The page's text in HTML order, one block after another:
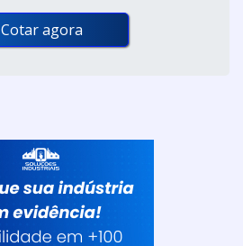
Cotar agora